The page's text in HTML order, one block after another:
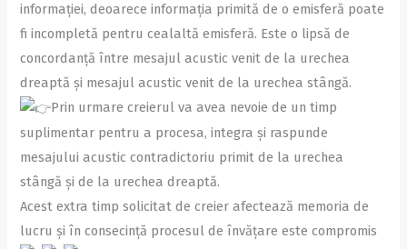
informației, deoarece informația primită de o emisferă poate
fi incompletă pentru cealaltă emisferă. Este o lipsă de
concordanță între mesajul acustic venit de la urechea
dreaptă și mesajul acustic venit de la urechea stângă.
Prin urmare creierul va avea nevoie de un timp
suplimentar pentru a procesa, integra și raspunde
mesajului acustic contradictoriu primit de la urechea
stângă și de la urechea dreaptă.
Acest extra timp solicitat de creier afectează memoria de
lucru și în consecință procesul de învățare este compromis